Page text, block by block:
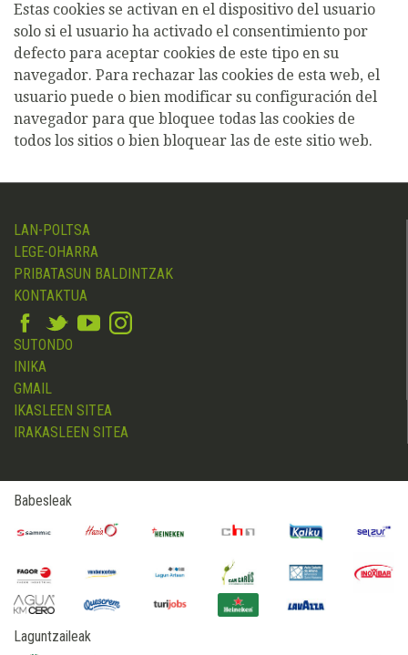
Estas cookies se activan en el dispositivo del usuario
solo si el usuario ha activado el consentimiento por
defecto para aceptar cookies de este tipo en su
navegador. Para rechazar las cookies de esta web, el
usuario puede o bien modificar su configuración del
navegador para que bloquee todas las cookies de
todos los sitios o bien bloquear las de este sitio web.
LAN-POLTSA
LEGE-OHARRA
PRIBATASUN BALDINTZAK
KONTAKTUA
SUTONDO
INIKA
GMAIL
IKASLEEN SITEA
IRAKASLEEN SITEA
Babesleak
Laguntzaileak